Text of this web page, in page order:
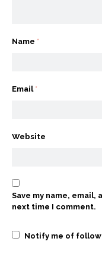
Name *
Email *
Website
Save my name,
next time I comment.
Notify me of